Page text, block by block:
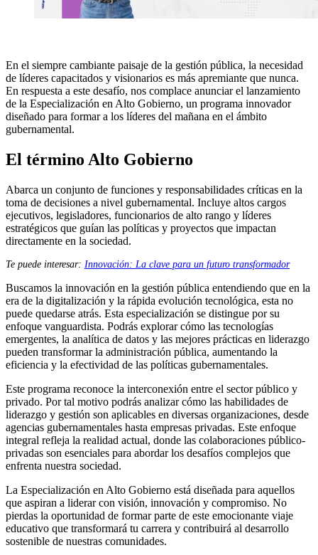
En el siempre cambiante paisaje de la gestión pública, la necesidad
de líderes capacitados y visionarios es más apremiante que nunca.
En respuesta a este desafío, nos complace anunciar el lanzamiento
de la Especialización en Alto Gobierno, un programa innovador
diseñado para formar a los líderes del mañana en el ámbito
gubernamental.
El término Alto Gobierno
Abarca un conjunto de funciones y responsabilidades críticas en la
toma de decisiones a nivel gubernamental. Incluye altos cargos
ejecutivos, legisladores, funcionarios de alto rango y líderes
estratégicos que guían las políticas y proyectos que impactan
directamente en la sociedad.
Te puede interesar: Innovación: La clave para un futuro transformador
Buscamos la innovación en la gestión pública entendiendo que en la
era de la digitalización y la rápida evolución tecnológica, esta no
puede quedarse atrás. Esta especialización se distingue por su
enfoque vanguardista. Podrás explorar cómo las tecnologías
emergentes, la analítica de datos y las mejores prácticas en liderazgo
pueden transformar la administración pública, aumentando la
eficiencia y la efectividad de las políticas gubernamentales.
Este programa reconoce la interconexión entre el sector público y
privado. Por tal motivo podrás analizar cómo las habilidades de
liderazgo y gestión son aplicables en diversas organizaciones, desde
agencias gubernamentales hasta empresas privadas. Este enfoque
integral refleja la realidad actual, donde las colaboraciones público-
privadas son esenciales para abordar los desafíos complejos que
enfrenta nuestra sociedad.
La Especialización en Alto Gobierno está diseñada para aquellos
que aspiran a liderar con visión, innovación y compromiso. No
pierdas la oportunidad de formar parte de este emocionante viaje
educativo que transformará tu carrera y contribuirá al desarrollo
sostenible de nuestras comunidades.